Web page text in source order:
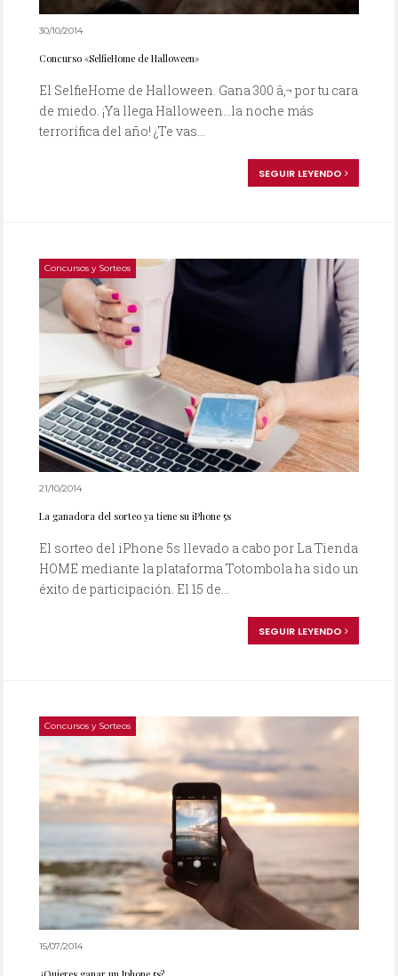
30/10/2014
Concurso «SelfieHome de Halloween»
El SelfieHome de Halloween. Gana 300 â‚¬ por tu cara
de miedo. ¡Ya llega Halloween…la noche más
terrorífica del año! ¿Te vas...
SEGUIR LEYENDO
Concursos y Sorteos
21/10/2014
La ganadora del sorteo ya tiene su iPhone 5s
El sorteo del iPhone 5s llevado a cabo por La Tienda
HOME mediante la plataforma Totombola ha sido un
éxito de participación. El 15 de...
SEGUIR LEYENDO
Concursos y Sorteos
15/07/2014